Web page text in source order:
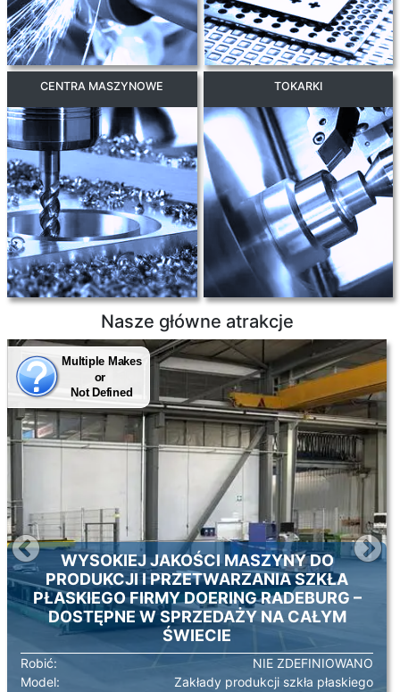
CENTRA MASZYNOWE TOKARKI
Nasze główne atrakcje
WYSOKIEJ JAKOŚCI MASZYNY DO
PRODUKCJI I PRZETWARZANIA SZKŁA
PŁASKIEGO FIRMY DOERING RADEBURG –
DOSTĘPNE W SPRZEDAŻY NA CAŁYM
ŚWIECIE
Robić:
NIE ZDEFINIOWANO
Model:
Zakłady produkcji szkła płaskiego
Poprzednie